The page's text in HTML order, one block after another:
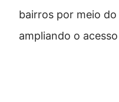
bairros por meio
ampliando o